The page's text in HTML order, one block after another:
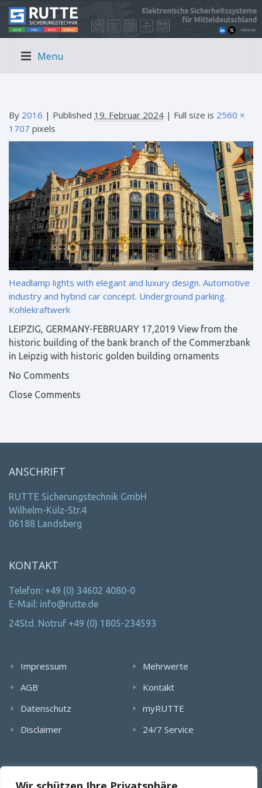
Menu
By 2016 | Published 19. Februar 2024 | Full size is 2560 ×
1707 pixels
Headlamp lights with elegant and luxury design. Automotive
industry and hybrid car concept. Underground parking.
Kohlekraftwerk
LEIPZIG, GERMANY-FEBRUARY 17,2019 View from the
historic building of the bank branch of the Commerzbank
in Leipzig with historic golden building ornaments
No Comments
Close Comments
ANSCHRIFT
RUTTE Sicherungstechnik GmbH
Wilhelm-Külz-Str.4
06188 Landsberg
KONTAKT
Telefon: +49 (0) 34602 4080-0
E-Mail: info@rutte.de
24Std. Notruf +49 (0) 1805-234593
Impressum
AGB
Datenschutz
Disclaimer
Mehrwerte
Kontakt
myRUTTE
24/7 Service